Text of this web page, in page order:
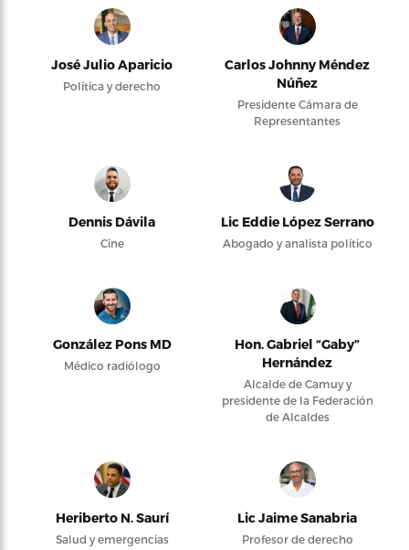
José Julio Aparicio
Política y derecho
Carlos Johnny Méndez
Núñez
Presidente Cámara de
Representantes
Dennis Dávila
Cine
Lic Eddie López Serrano
Abogado y analista político
González Pons MD
Médico radiólogo
Hon. Gabriel “Gaby”
Hernández
Alcalde de Camuy y
presidente de la Federación
de Alcaldes
Heriberto N. Saurí
Salud y emergencias
Lic Jaime Sanabria
Profesor de derecho